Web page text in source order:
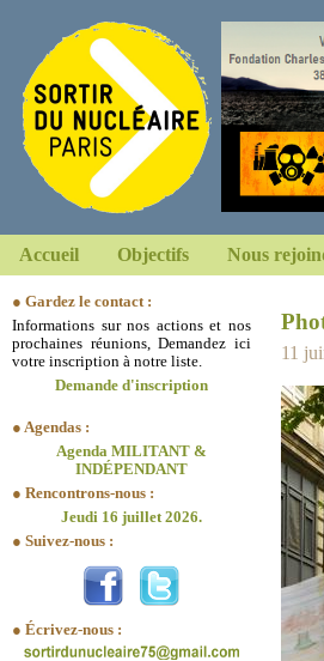
Accueil Objectifs Nous
● Gardez le contact :
Informations sur nos actions et nos
prochaines réunions, Demandez ici
votre inscription à notre liste.
Demande d'inscription
● Agendas :
Agenda MILITANT &
INDÉPENDANT
● Rencontrons-nous :
Jeudi 16 juillet 2026.
● Suivez-nous :
● Écrivez-nous :
11